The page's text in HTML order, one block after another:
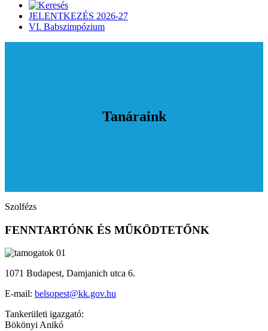
JELENTKEZÉS 2026-27
VI. Babszimpózium
Tanáraink
Szolfézs
FENNTARTÓNK ÉS MŰKÖDTETŐNK
1071 Budapest, Damjanich utca 6.
E-mail: belsopest@kk.gov.hu
Tankerületi igazgató:
Bökönyi Anikó